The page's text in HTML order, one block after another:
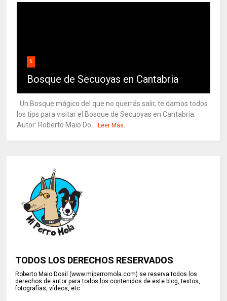
5
Bosque de Secuoyas en Cantabria
Un Bosque mágico del que no querrás salir, te damos todos
los tips para visitar el Bosque de Secuoyas en Cantabria.
Autor: Roberto Maio Do...
Leer Más
TODOS LOS DERECHOS RESERVADOS
Roberto Maio Dosil (www.miperromola.com) se reserva todos los
derechos de autor para todos los contenidos de este blog, textos,
fotografías, vídeos, etc.